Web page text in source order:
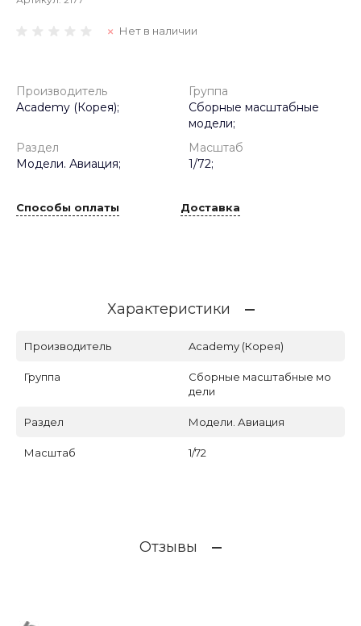
Нет в наличии
Производитель
Academy (Корея);
Группа
Сборные масштабные
модели;
Раздел
Модели. Авиация;
Масштаб
1/72;
Способы оплаты Доставка
Характеристики
Производитель Academy (Корея)
Группа
Сборные масштабные мо
дели
Раздел Модели. Авиация
Масштаб 1/72
Отзывы